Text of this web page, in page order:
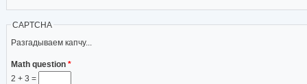
CAPTCHA
Разгадываем капчу...
Math question *
2 + 3 =